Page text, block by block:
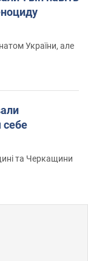
України, але
себе
та Черкащини